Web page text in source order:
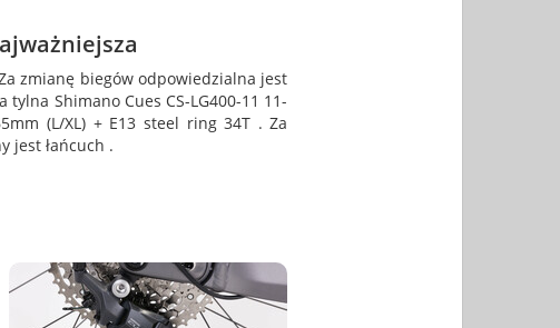
zmianę biegów odpowiedzialna jest
Shimano Cues CS-LG400-11 11-
(L/XL) + E13 steel ring 34T . Za
jest łańcuch .